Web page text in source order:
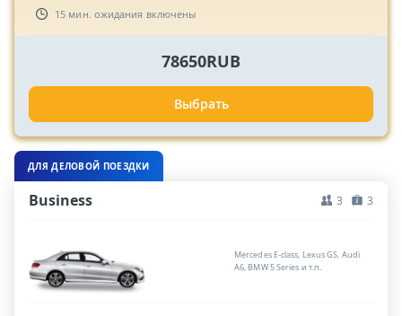
15 мин. ожидания включены
78650RUB
Выбрать
ДЛЯ ДЕЛОВОЙ ПОЕЗДКИ
Business 3 3
Mercedes E-class, Lexus GS, Audi
A6, BMW 5 Series и т.п.